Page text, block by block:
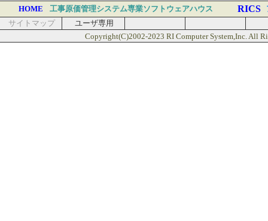
HOME 工事原価管理システム専業ソフトウェアハウス RICS
サイトマップ
ユーザ専用
Copyright(C)2002-2023 RI Computer System,Inc. All